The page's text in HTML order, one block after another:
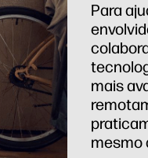
Para
mais
mesmo